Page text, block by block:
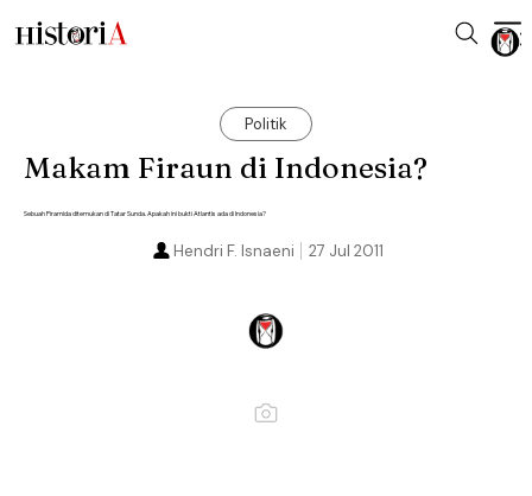
Politik
Makam Firaun di Indonesia?
Sebuah Piramida ditemukan di Tatar Sunda. Apakah ini bukti Atlantis ada di Indonesia?
27 Jul 2011
Hendri F. Isnaeni